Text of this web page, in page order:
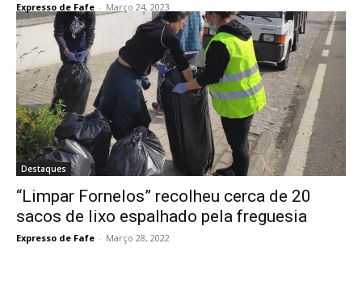
Expresso de Fafe - Março 24, 2023
Destaques
“Limpar Fornelos” recolheu cerca de 20
sacos de lixo espalhado pela freguesia
Expresso de Fafe - Março 28, 2022